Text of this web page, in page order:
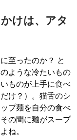
けは、アタ
至ったのか？ と
ような冷たいもの
ものが上手に食べ
け？）。猫舌のシ
プ麺を自分の食べ
の間に麺がスープ
ね。